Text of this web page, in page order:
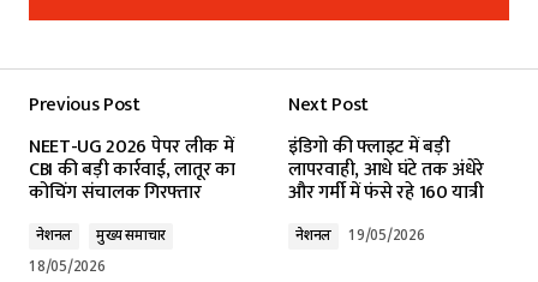
Add a comment
Required fields are marked*
Previous Post
NEET-UG 2026 पेपर लीक में
CBI की बड़ी कार्रवाई, लातूर का
कोचिंग संचालक गिरफ्तार
नेशनल
मुख्य समाचार
18/05/2026
Next Post
इंडिगो की फ्लाइट में बड़ी
लापरवाही, आधे घंटे तक अंधेरे
और गर्मी में फंसे रहे 160 यात्री
नेशनल 19/05/2026